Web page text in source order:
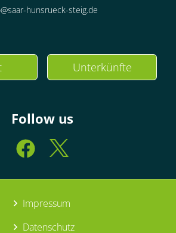
hunsrueck-steig.de
Unterkünfte
Follow us
Impressum
Datenschutz